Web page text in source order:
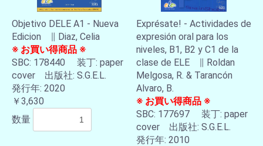
Objetivo DELE A1 - Nueva
Edicion ∥ Diaz, Celia
※ お買い得商品 ※
SBC: 178440 装丁: paper
cover 出版社: S.G.E.L.
発行年: 2020
￥3,630
数量
Exprésate! - Actividades de
expresión oral para los
niveles, B1, B2 y C1 de la
clase de ELE ∥ Roldan
Melgosa, R. & Tarancón
Alvaro, B.
※ お買い得商品 ※
SBC: 177697 装丁: paper
cover 出版社: S.G.E.L.
発行年: 2010